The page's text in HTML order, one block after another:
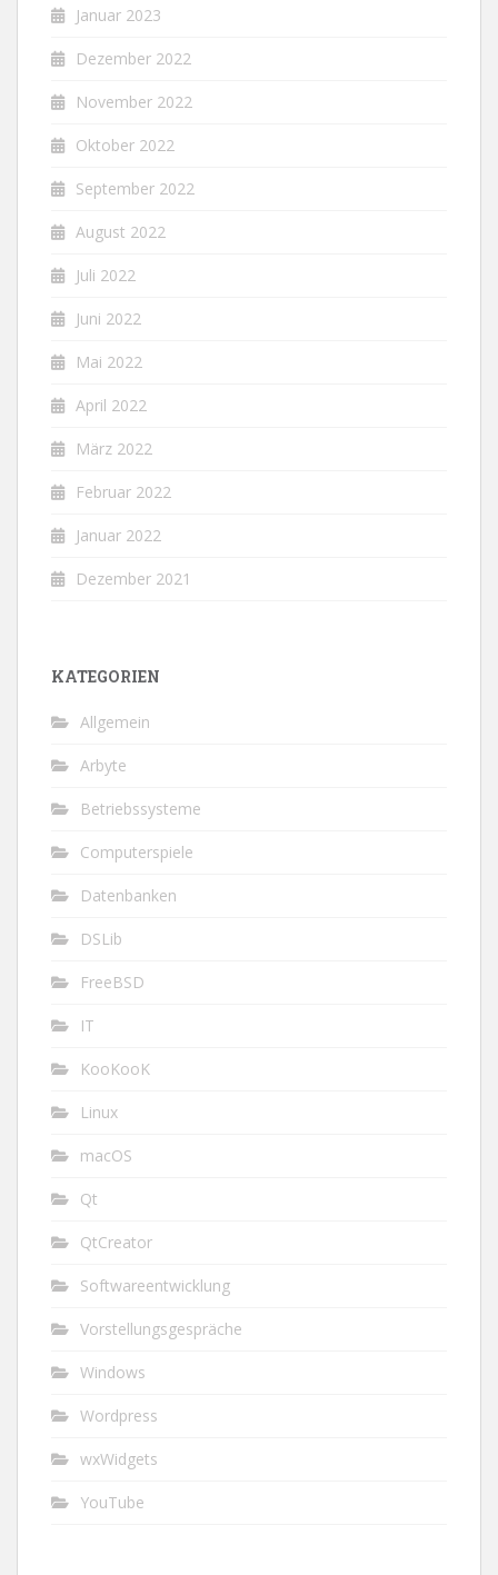
Januar 2023
Dezember 2022
November 2022
Oktober 2022
September 2022
August 2022
Juli 2022
Juni 2022
Mai 2022
April 2022
März 2022
Februar 2022
Januar 2022
Dezember 2021
KATEGORIEN
Allgemein
Arbyte
Betriebssysteme
Computerspiele
Datenbanken
DSLib
FreeBSD
IT
KooKooK
Linux
macOS
Qt
QtCreator
Softwareentwicklung
Vorstellungsgespräche
Windows
Wordpress
wxWidgets
YouTube